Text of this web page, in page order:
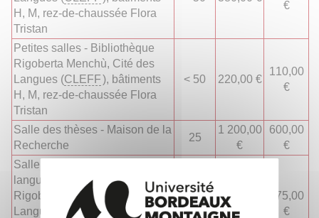
H, M, rez-de-chaussée Flora
Tristan
€
Petites salles - Bibliothèque
Rigoberta Menchù, Cité des
Langues (CLEFF), bâtiments
H, M, rez-de-chaussée Flora
Tristan
< 50 220,00 €
110,00
€
Salle des thèses - Maison de la
Recherche
25
1 200,00
€
600,00
€
Salle informatique/labo
langues - Bibliothèque
Rigoberta Menchù, Cité des
Langues (
CLEFF ), bâtiments
< 50 550,00 €
275,00
€